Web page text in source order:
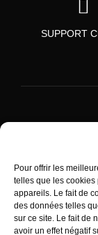
Pour offrir les
telles que les cookies
appareils. Le fait de
des données telles
sur ce site. Le fait de
avoir un effet négatif
SUPPORT